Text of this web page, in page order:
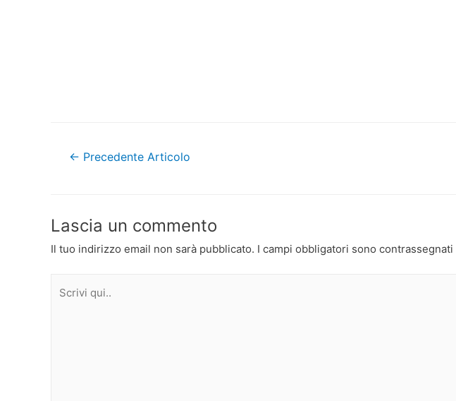
Navigazione
← Precedente Articolo
Lascia un commento
Il tuo indirizzo email non sarà pubblicato. I campi obbligatori sono contrassegnati